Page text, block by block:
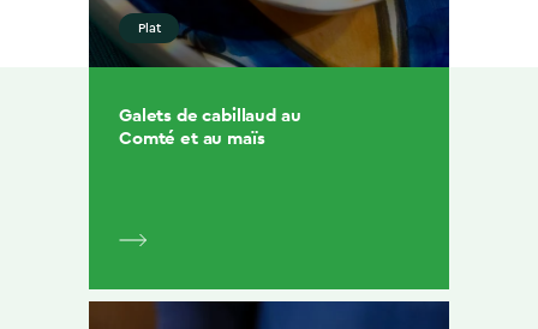
Plat
Galets de cabillaud au
Comté et au maïs